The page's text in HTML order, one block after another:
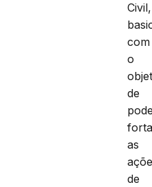
Civil,
com
o
de
as
de